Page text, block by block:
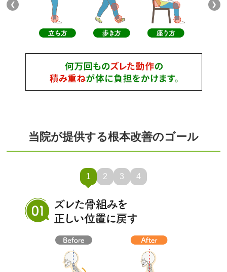
❮ ❯
当院が提供する根本改善のゴール
1 2 3 4